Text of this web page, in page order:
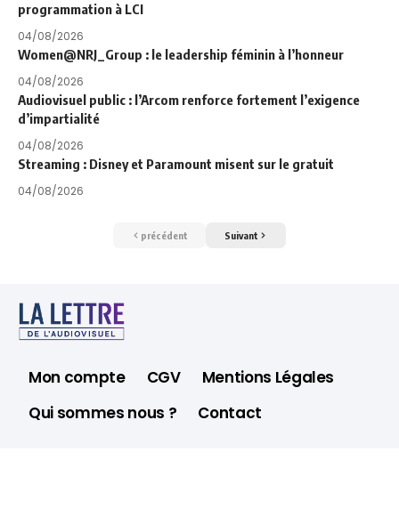
programmation à LCI
04/08/2026
Women@NRJ_Group : le leadership féminin à l’honneur
04/08/2026
Audiovisuel public : l’Arcom renforce fortement l’exigence
d’impartialité
04/08/2026
Streaming : Disney et Paramount misent sur le gratuit
04/08/2026
précédent Suivant
Mon compte CGV
Mentions Légales
Qui sommes nous ?
Contact